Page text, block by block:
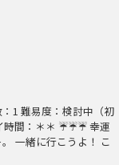
1 難易度：検討中（初
間：＊＊ ☔☔☔ 幸運
一緒に行こうよ！ こ